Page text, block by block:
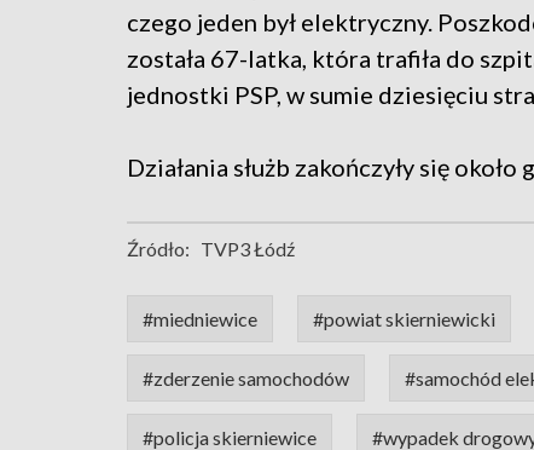
czego jeden był elektryczny.
została 67-latka, która trafiła do
jednostki PSP, w sumie dziesięciu
Działania służb zakończyły się
Źródło: TVP3 Łódź
#miedniewice #powiat skierniewicki
#zderzenie samochodów #samochód
#policja skierniewice #wypadek